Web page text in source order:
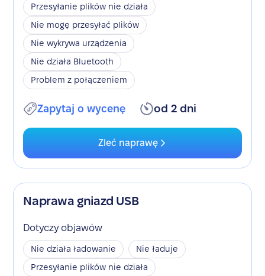
Przesyłanie plików nie działa
Nie mogę przesyłać plików
Nie wykrywa urządzenia
Nie działa Bluetooth
Problem z połączeniem
Zapytaj o wycenę od 2 dni
Zleć naprawę
Naprawa gniazd USB
Dotyczy objawów
Nie działa ładowanie
Nie ładuje
Przesyłanie plików nie działa